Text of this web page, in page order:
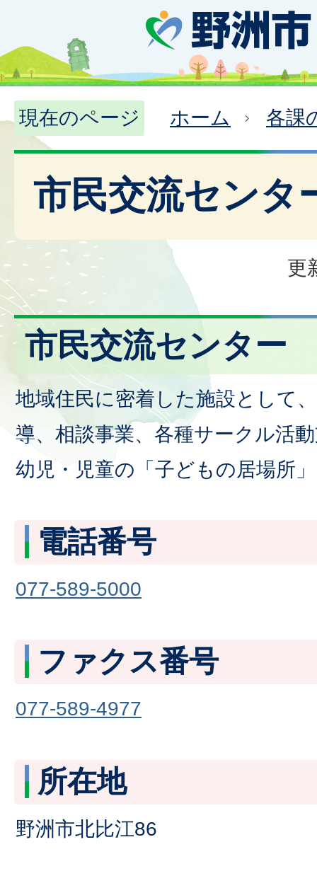
現在のページ ホーム 各課
市民交流センタ
更
市民交流センター
地域住民に密着した施設として
導、相談事業、各種サークル活
幼児・児童の「子どもの居場所
電話番号
077-589-5000
ファクス番号
077-589-4977
所在地
野洲市北比江86